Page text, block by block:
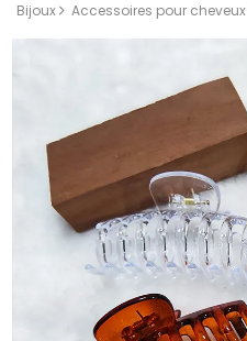
Bijoux Accessoires pour cheveux